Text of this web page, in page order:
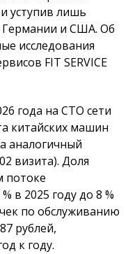
уступив лишь
и США. Об
исследования
FIT SERVICE
года на СТО сети
китайских машин
аналогичный
визита). Доля
потоке
в 2025 году до 8 %
по обслуживанию
рублей,
к году.